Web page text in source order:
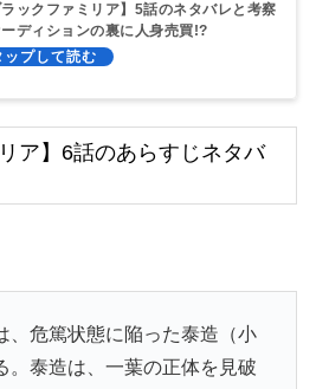
ラックファミリア】5話のネタバレと考察
ーディションの裏に人身売買!?
ア】6話のあらすじネタバ
、危篤状態に陥った泰造（小
。泰造は、一葉の正体を見破